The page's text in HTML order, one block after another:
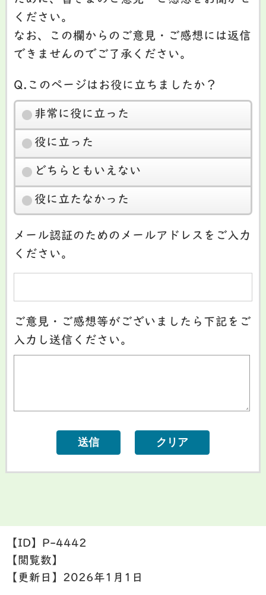
ください。
なお、この欄からのご意見・ご感想には返信
できませんのでご了承ください。
Q.このページはお役に立ちましたか？
非常に役に立った
役に立った
どちらともいえない
役に立たなかった
メール認証のためのメールアドレスをご入力
ください。
ご意見・ご感想等がございましたら下記をご
入力し送信ください。
【ID】 P-4442
【閲覧数】
【更新日】 2026年1月1日